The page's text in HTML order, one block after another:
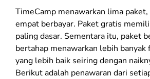
TimeCamp menawarkan lima
empat berbayar. Paket gratis
paling dasar. Sementara itu, paket
bertahap menawarkan lebih banyak
yang lebih baik seiring dengan
Berikut adalah penawaran dari